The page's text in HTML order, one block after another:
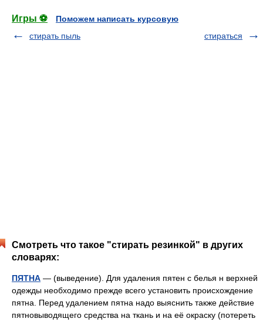
Игры ⚽
Поможем написать курсовую
стирать пыль
стираться
Смотреть что такое "стирать резинкой" в других
словарях:
ПЯТНА — (выведение). Для удаления пятен с белья н верхней
одежды необходимо прежде всего установить происхождение
пятна. Перед удалением пятна надо выяснить также действие
пятновыводящего средства на ткань и на её окраску (потереть